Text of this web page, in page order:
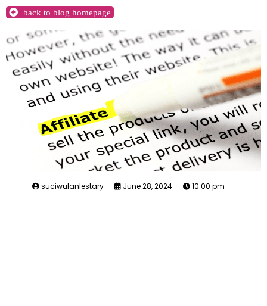
back to blog homepage
suciwulanlestary June 28, 2024 10:00 pm